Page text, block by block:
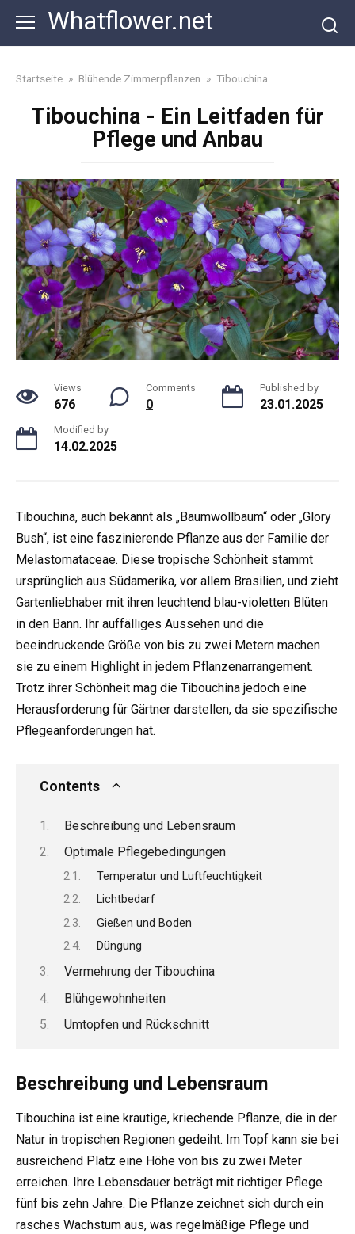
content
Whatflower.net
Startseite » Blühende Zimmerpflanzen » Tibouchina
Tibouchina - Ein Leitfaden für
Pflege und Anbau
Views
676
Comments
0
Published by
23.01.2025
Modified by
14.02.2025
Tibouchina, auch bekannt als „Baumwollbaum“ oder „Glory
Bush“, ist eine faszinierende Pflanze aus der Familie der
Melastomataceae. Diese tropische Schönheit stammt
ursprünglich aus Südamerika, vor allem Brasilien, und zieht
Gartenliebhaber mit ihren leuchtend blau-violetten Blüten
in den Bann. Ihr auffälliges Aussehen und die
beeindruckende Größe von bis zu zwei Metern machen
sie zu einem Highlight in jedem Pflanzenarrangement.
Trotz ihrer Schönheit mag die Tibouchina jedoch eine
Herausforderung für Gärtner darstellen, da sie spezifische
Pflegeanforderungen hat.
Contents
Beschreibung und Lebensraum
Optimale Pflegebedingungen
Temperatur und Luftfeuchtigkeit
Lichtbedarf
Gießen und Boden
Düngung
Vermehrung der Tibouchina
Blühgewohnheiten
Umtopfen und Rückschnitt
Beschreibung und Lebensraum
Tibouchina ist eine krautige, kriechende Pflanze, die in der
Natur in tropischen Regionen gedeiht. Im Topf kann sie bei
ausreichend Platz eine Höhe von bis zu zwei Meter
erreichen. Ihre Lebensdauer beträgt mit richtiger Pflege
fünf bis zehn Jahre. Die Pflanze zeichnet sich durch ein
rasches Wachstum aus, was regelmäßige Pflege und